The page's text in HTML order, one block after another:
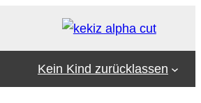
Kein Kind zurücklassen